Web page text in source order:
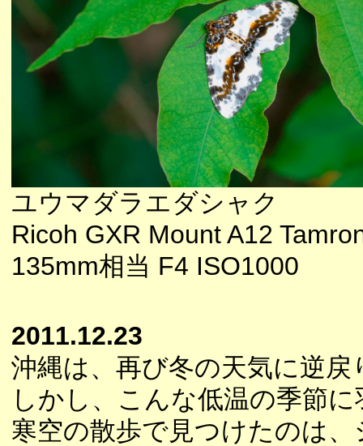
ユウマダラエダシャク
Ricoh GXR Mount A12
135mm相当 F4 ISO1000
2011.12.23
沖縄は、再び冬の天気に逆戻
しかし、こんな低温の季節
寒空の散歩で見つけたのは